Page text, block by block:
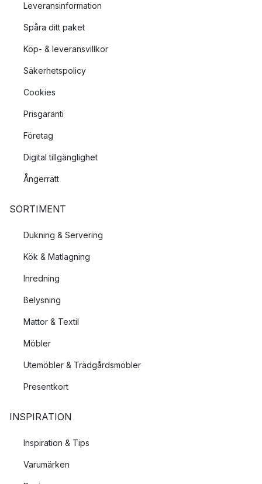
Leveransinformation
Spåra ditt paket
Köp- & leveransvillkor
Säkerhetspolicy
Cookies
Prisgaranti
Företag
Digital tillgänglighet
Ångerrätt
SORTIMENT
Dukning & Servering
Kök & Matlagning
Inredning
Belysning
Mattor & Textil
Möbler
Utemöbler & Trädgårdsmöbler
Presentkort
INSPIRATION
Inspiration & Tips
Varumärken